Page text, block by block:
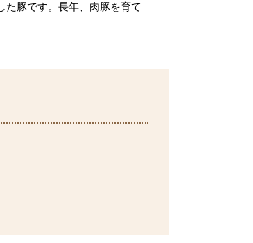
た豚です。長年、肉豚を育て